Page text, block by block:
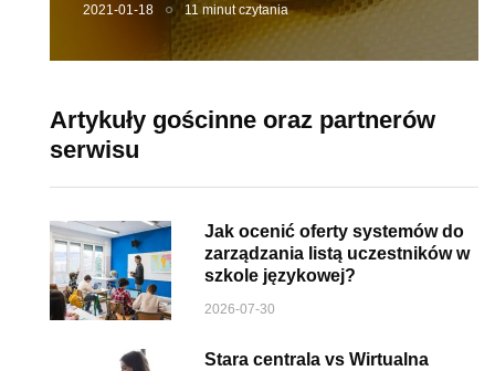
2021-01-18 11 minut czytania
Artykuły gościnne oraz partnerów
serwisu
Jak ocenić oferty systemów do
zarządzania listą uczestników w
szkole językowej?
2026-07-30
Stara centrala vs Wirtualna